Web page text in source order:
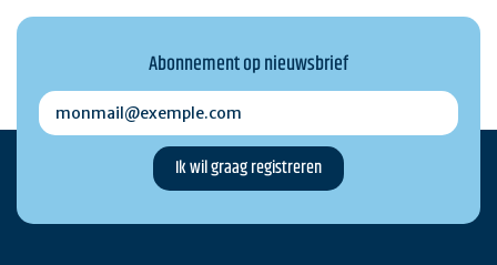
Abonnement op nieuwsbrief
monmail@exemple.com